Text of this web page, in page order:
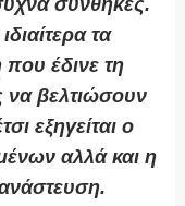
συνθήκες.
τα
έδινε τη
να βελτιώσουν
εξηγείται ο
αλλά και η